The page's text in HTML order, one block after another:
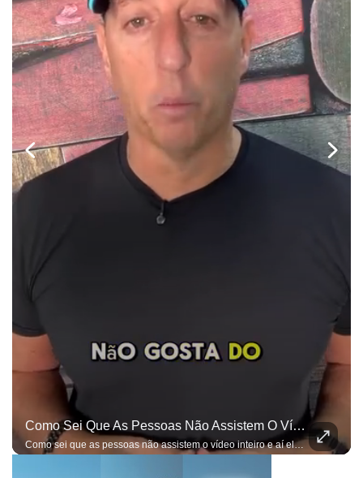
Como Sei Que As Pessoas Não Assistem O Vídeo Inteiro E Aí Elas Entendem Apenas O Que Elas Querem, Já Estou Preparado Para As Ofensas...
Como sei que as pessoas não assistem o vídeo inteiro e aí elas entendem apenas o que elas querem, já estou preparado para as ofensas e bobagens do gênero...